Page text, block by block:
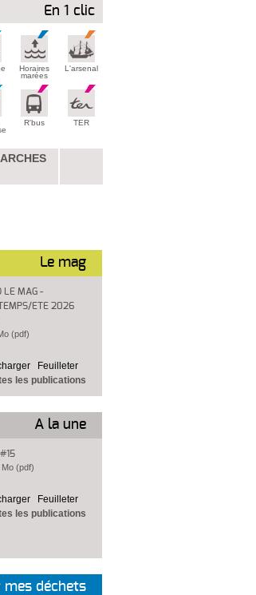
En 1 clic
Horaires
marées
L'arsenal
R'bus TER
Le mag
LE MAG -
ETE 2026
(pdf)
Feuilleter
les publications
A la une
Mo (pdf)
Feuilleter
les publications
mes déchets